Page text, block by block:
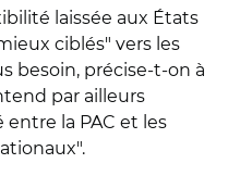
laissée aux États
ciblés" vers les
besoin, précise-t-on à
par ailleurs
la PAC et les